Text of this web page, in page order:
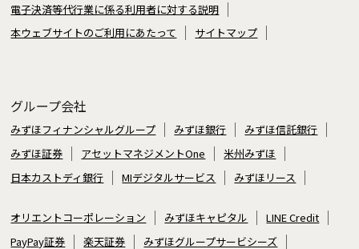
電子決済等代行業に係る利用者に対する説明
本ウェブサイトのご利用にあたって
サイトマップ
グループ会社
みずほフィナンシャルグループ みずほ銀行
みずほ信託銀行
みずほ証券
アセットマネジメントOne
米州みずほ
日本カストディ銀行
MIデジタルサービス みずほリース
オリエントコーポレーション みずほキャピタル
LINE Credit
PayPay証券
楽天証券 みずほグループサービシーズ